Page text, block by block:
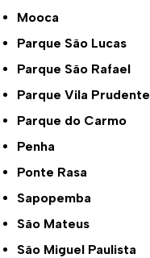
Mooca
Parque São Lucas
Parque São Rafael
Parque Vila Prudente
Parque do Carmo
Penha
Ponte Rasa
Sapopemba
São Mateus
São Miguel Paulista